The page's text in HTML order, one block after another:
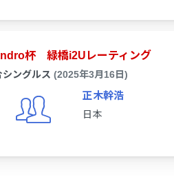
杯 緑橋i2Uレーティング
シングルス (2025年3月16日)
正木幹浩
日本